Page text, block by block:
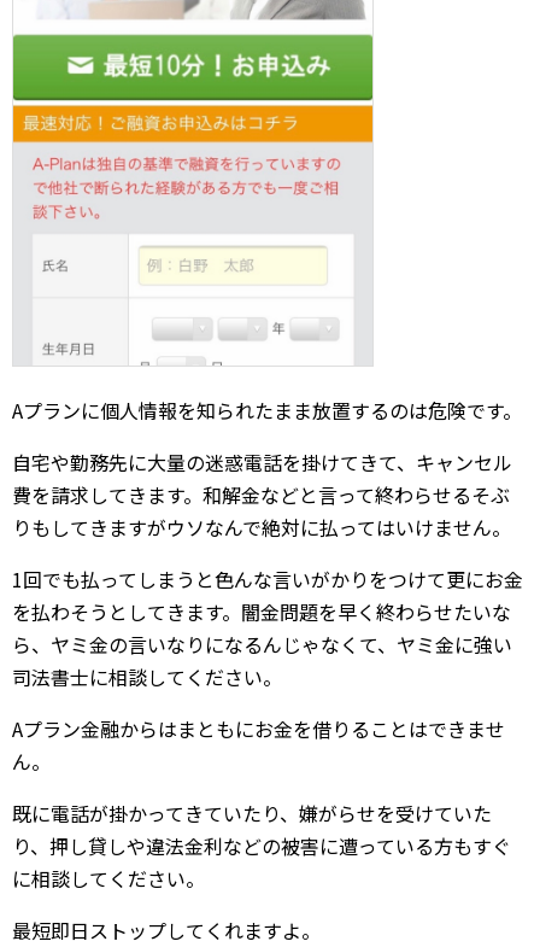
Aプランに個人情報を知られたまま放置するのは危険です。
自宅や勤務先に大量の迷惑電話を掛けてきて、キャンセル
費を請求してきます。和解金などと言って終わらせるそぶ
りもしてきますがウソなんで絶対に払ってはいけません。
1回でも払ってしまうと色んな言いがかりをつけて更にお金
を払わそうとしてきます。闇金問題を早く終わらせたいな
ら、ヤミ金の言いなりになるんじゃなくて、ヤミ金に強い
司法書士に相談してください。
Aプラン金融からはまともにお金を借りることはできませ
ん。
既に電話が掛かってきていたり、嫌がらせを受けていた
り、押し貸しや違法金利などの被害に遭っている方もすぐ
に相談してください。
最短即日ストップしてくれますよ。